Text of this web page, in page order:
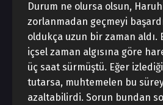
Durum ne olursa olsun,
zorlanmadan geçmeyi
oldukça uzun bir zaman aldı.
içsel zaman algısına göre
üç saat sürmüştü. Eğer
tutarsa, muhtemelen bu
azaltabilirdi. Sorun bundan